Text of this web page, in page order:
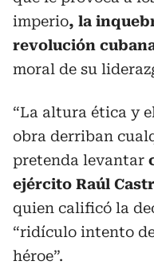
imperio, la
revolución
moral de su
“La altura ética y
obra derriban
pretenda levantar
ejército Raúl
quien calificó la
“ridículo intento
héroe”.